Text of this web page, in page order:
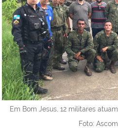
Em Bom Jesus, 12 militares
Foto: Ascom